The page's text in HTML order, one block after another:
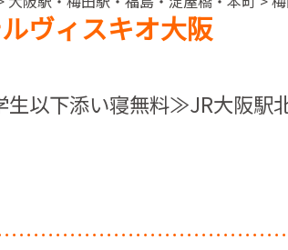
ヴィスキオ大阪
以下添い寝無料≫JR大阪駅